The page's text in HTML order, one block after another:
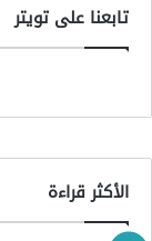
تابعنا على تويتر
الأكثر قراءة